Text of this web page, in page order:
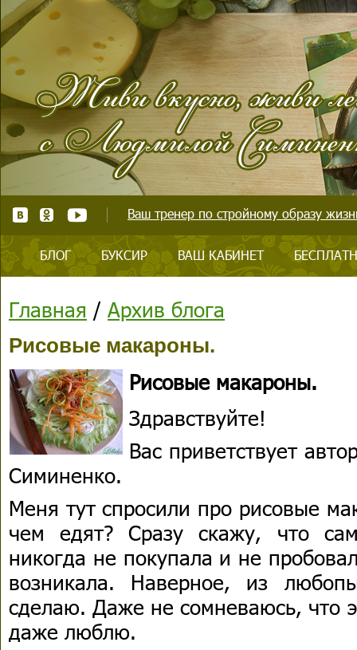
Ваш тренер по стройному образу
БЛОГ БУКСИР ВАШ КАБИНЕТ
Главная / Архив блога
Рисовые макароны.
Рисовые макароны.
Здравствуйте!
Вас приветствует
Симиненко.
Меня тут спросили про рисовые
чем едят? Сразу скажу, что
никогда не покупала и не
возникала. Наверное, из
сделаю. Даже не сомневаюсь, что
даже люблю.